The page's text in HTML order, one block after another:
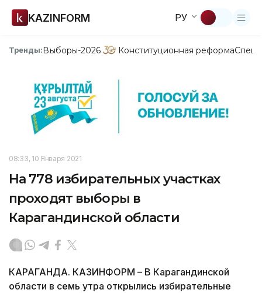
KAZINFORM РУ
Тренды:Выборы-2026 Конституционная реформа
08:33, 10 Января 2021
На 778 избирательных участках
проходят выборы в
Карагандинской области
КАРАГАНДА. КАЗИНФОРМ – В Карагандинской
области в семь утра открылись избирательные